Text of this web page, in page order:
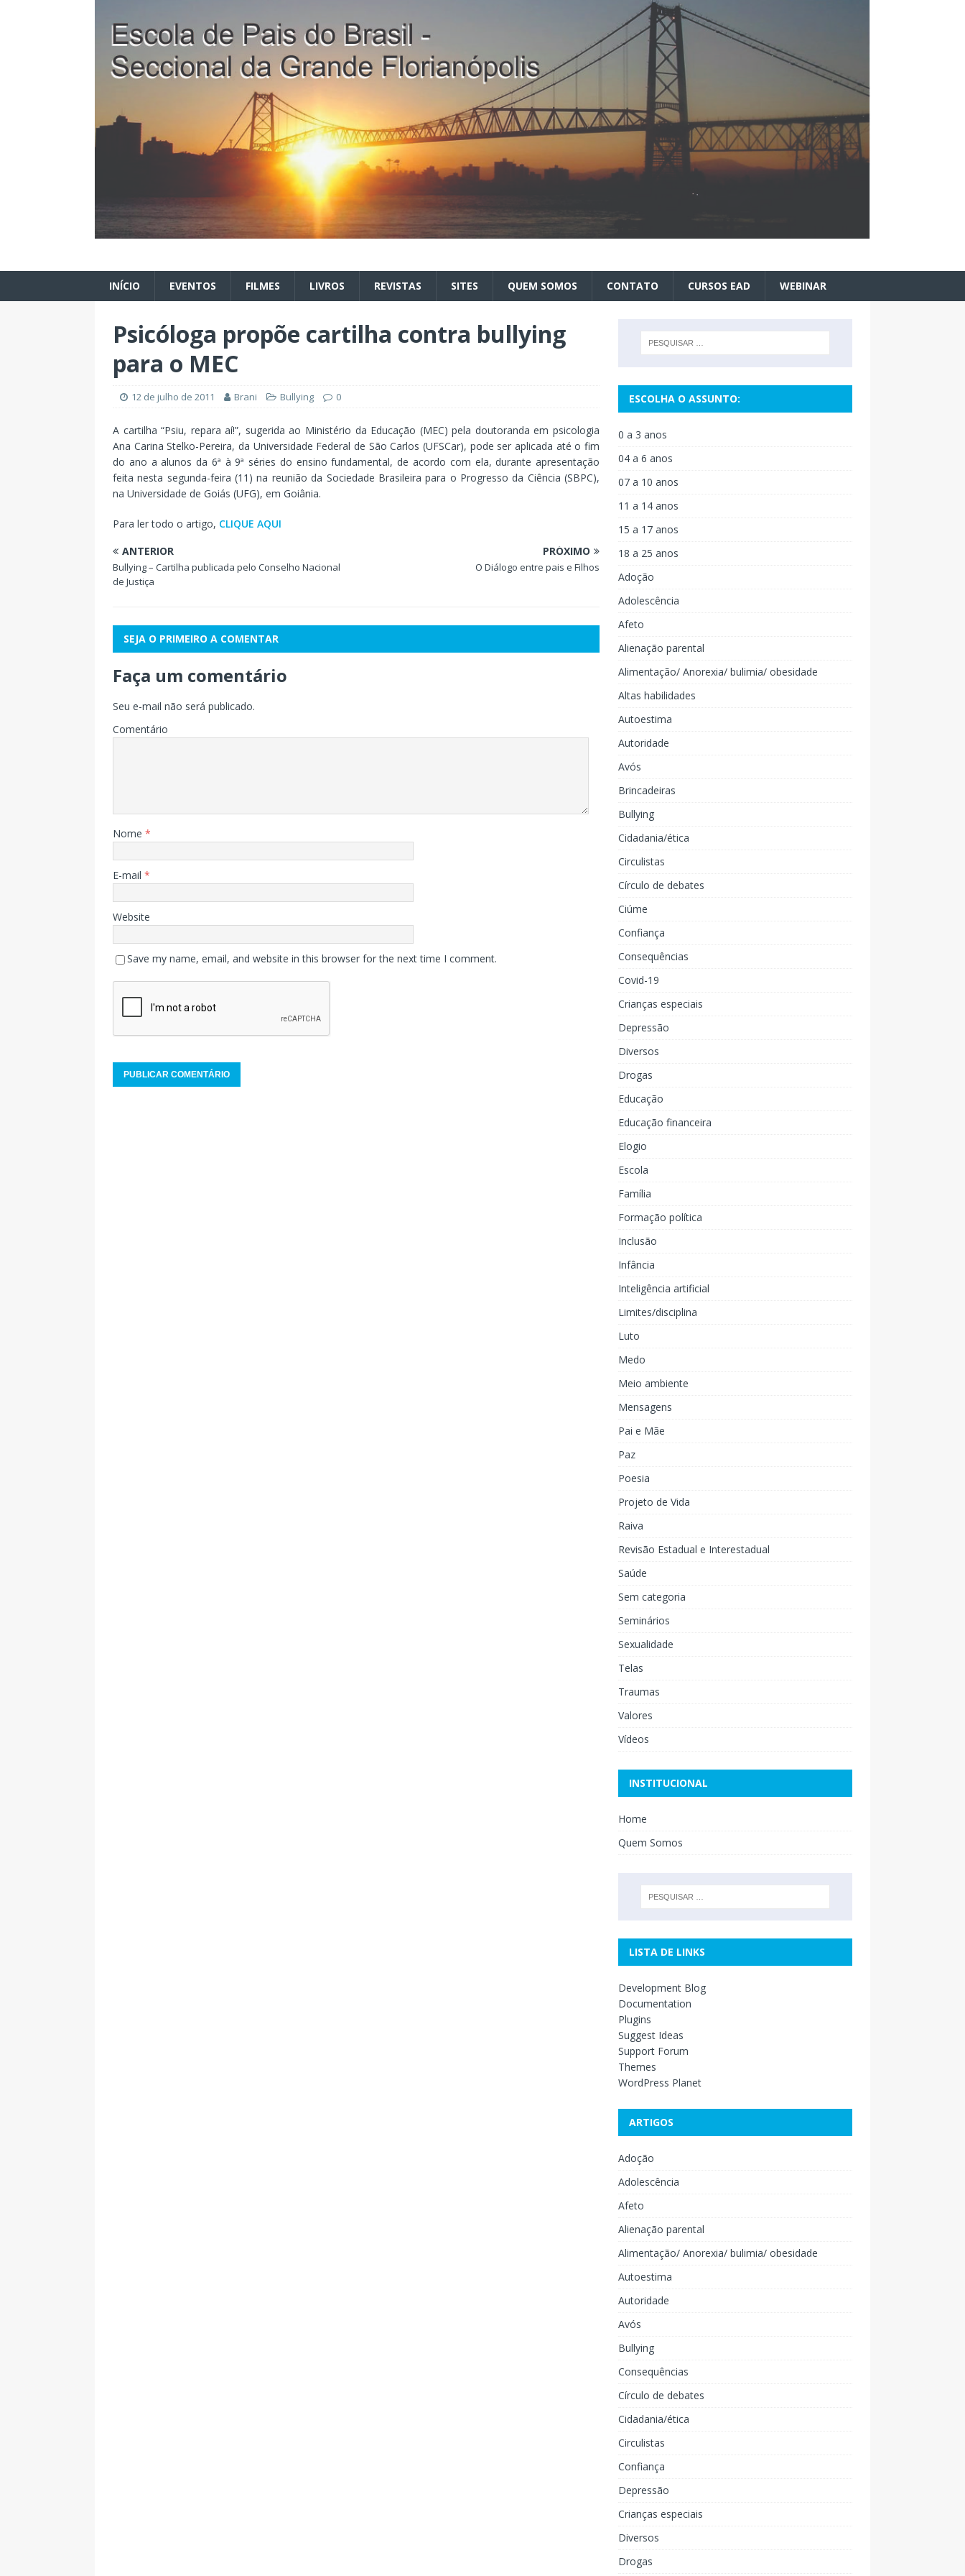
INÍCIO EVENTOS FILMES LIVROS REVISTAS SITES QUEM SOMOS CONTATO CURSOS EAD WEBINAR
Psicóloga propõe cartilha contra bullying
para o MEC
12 de julho de 2011 Brani Bullying 0
A cartilha “Psiu, repara aí!”, sugerida ao Ministério da Educação (MEC) pela doutoranda em psicologia
Ana Carina Stelko-Pereira, da Universidade Federal de São Carlos (UFSCar), pode ser aplicada até o fim
do ano a alunos da 6ª à 9ª séries do ensino fundamental, de acordo com ela, durante apresentação
feita nesta segunda-feira (11) na reunião da Sociedade Brasileira para o Progresso da Ciência (SBPC),
na Universidade de Goiás (UFG), em Goiânia.
Para ler todo o artigo, CLIQUE AQUI
ANTERIOR
Bullying – Cartilha publicada pelo Conselho Nacional
de Justiça
PRÓXIMO
O Diálogo entre pais e Filhos
SEJA O PRIMEIRO A COMENTAR
Faça um comentário
Seu e-mail não será publicado.
Comentário
Nome *
E-mail *
Website
Save my name, email, and website in this browser for the next time I comment.
ESCOLHA O ASSUNTO:
0 a 3 anos
04 a 6 anos
07 a 10 anos
11 a 14 anos
15 a 17 anos
18 a 25 anos
Adoção
Adolescência
Afeto
Alienação parental
Alimentação/ Anorexia/ bulimia/ obesidade
Altas habilidades
Autoestima
Autoridade
Avós
Brincadeiras
Bullying
Cidadania/ética
Circulistas
Círculo de debates
Ciúme
Confiança
Consequências
Covid-19
Crianças especiais
Depressão
Diversos
Drogas
Educação
Educação financeira
Elogio
Escola
Família
Formação política
Inclusão
Infância
Inteligência artificial
Limites/disciplina
Luto
Medo
Meio ambiente
Mensagens
Pai e Mãe
Paz
Poesia
Projeto de Vida
Raiva
Revisão Estadual e Interestadual
Saúde
Sem categoria
Seminários
Sexualidade
Telas
Traumas
Valores
Vídeos
INSTITUCIONAL
Home
Quem Somos
LISTA DE LINKS
Development Blog
Documentation
Plugins
Suggest Ideas
Support Forum
Themes
WordPress Planet
ARTIGOS
Adoção
Adolescência
Afeto
Alienação parental
Alimentação/ Anorexia/ bulimia/ obesidade
Autoestima
Autoridade
Avós
Bullying
Consequências
Círculo de debates
Cidadania/ética
Circulistas
Confiança
Depressão
Crianças especiais
Diversos
Drogas